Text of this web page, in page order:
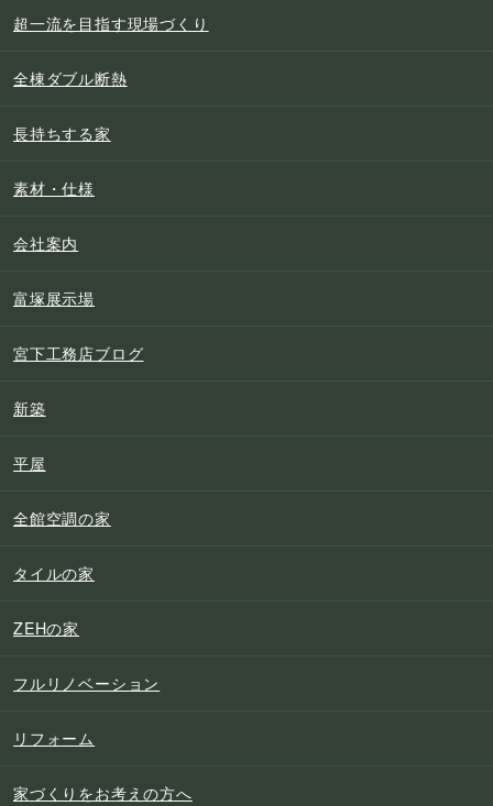
超一流を目指す現場づくり
全棟ダブル断熱
長持ちする家
素材・仕様
会社案内
富塚展示場
宮下工務店ブログ
新築
平屋
全館空調の家
タイルの家
ZEHの家
フルリノベーション
リフォーム
家づくりをお考えの方へ